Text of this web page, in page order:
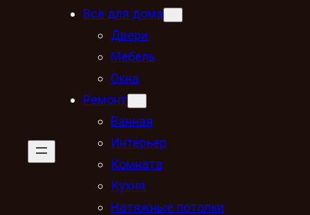
Всё для дома
Двери
Мебель
Окна
Ремонт
Ванная
Интерьер
Комната
Кухня
Натяжные потолки